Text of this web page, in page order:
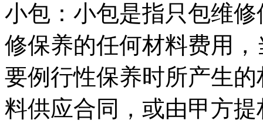
小包：小包是指只包维
修保养的任何材料费用
要例行性保养时所产生
料供应合同，或由甲方